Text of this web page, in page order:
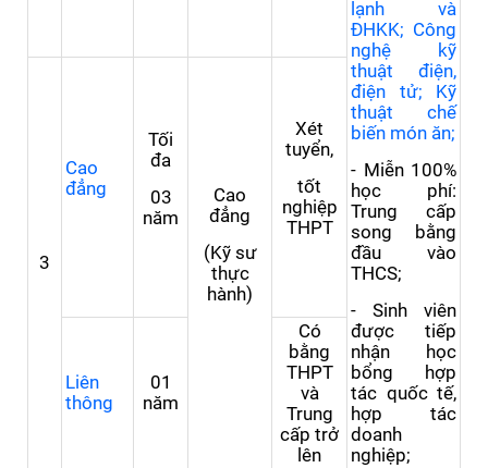
lạnh và
ĐHKK; Công
nghệ kỹ
thuật điện,
điện tử; Kỹ
thuật chế
biến món ăn;
- Miễn 100%
học phí:
Trung cấp
song bằng
đầu vào
THCS;
- Sinh viên
được tiếp
nhận học
bổng hợp
tác quốc tế,
hợp tác
doanh
nghiệp;
3
Cao
đẳng
Tối
đa
03
năm
Cao
đẳng
(Kỹ sư
thực
hành)
Xét
tuyển,
tốt
nghiệp
THPT
Liên
thông
01
năm
Có
bằng
THPT
và
Trung
cấp trở
lên